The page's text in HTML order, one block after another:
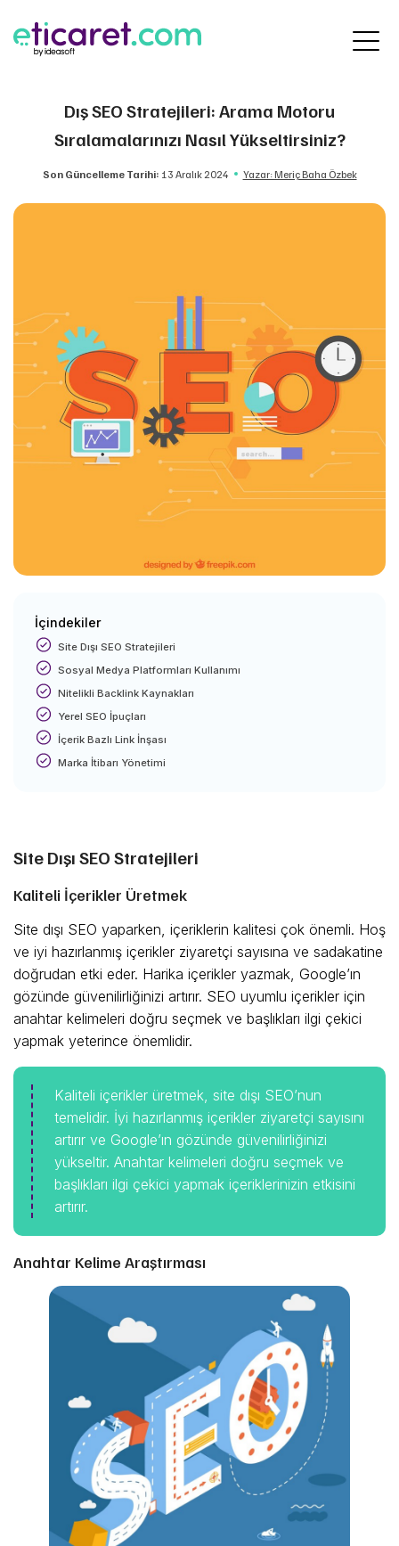
Dış SEO Stratejileri: Arama Motoru
Sıralamalarınızı Nasıl Yükseltirsiniz?
Son Güncelleme Tarihi: 13 Aralık 2024 Yazar: Meriç Baha Özbek
İçindekiler
Site Dışı SEO Stratejileri
Sosyal Medya Platformları Kullanımı
Nitelikli Backlink Kaynakları
Yerel SEO İpuçları
İçerik Bazlı Link İnşası
Marka İtibarı Yönetimi
Site Dışı SEO Stratejileri
Kaliteli İçerikler Üretmek
Site dışı SEO yaparken, içeriklerin kalitesi çok önemli. Hoş
ve iyi hazırlanmış içerikler ziyaretçi sayısına ve sadakatine
doğrudan etki eder. Harika içerikler yazmak, Google’ın
gözünde güvenilirliğinizi artırır. SEO uyumlu içerikler için
anahtar kelimeleri doğru seçmek ve başlıkları ilgi çekici
yapmak yeterince önemlidir.
Kaliteli içerikler üretmek, site dışı SEO’nun
temelidir. İyi hazırlanmış içerikler ziyaretçi sayısını
artırır ve Google’ın gözünde güvenilirliğinizi
yükseltir. Anahtar kelimeleri doğru seçmek ve
başlıkları ilgi çekici yapmak içeriklerinizin etkisini
artırır.
Anahtar Kelime Araştırması